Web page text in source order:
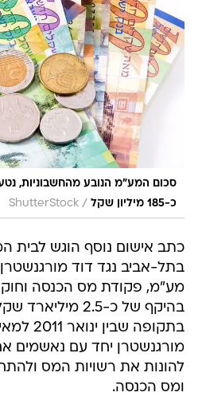
סכום המע"מ הנובע מהחשבוניות,
כ-185 מיליון שקל
/
ShutterStock
כתב אישום נוסף הוגש לבית
בתל-אביב נגד דוד
מע"מ, פקודת מס הכנסה וחוק
בהיקף של כ-2.5
מורגנשטרן יחד עם נאשמים
להונות את רשויות המס
ומס הכנסה.